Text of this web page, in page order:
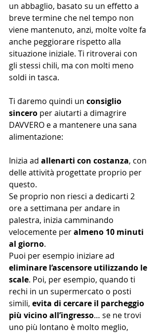
un abbaglio, basato su un effetto a
breve termine che nel tempo non
viene mantenuto, anzi, molte volte fa
anche peggiorare rispetto alla
situazione iniziale. Ti ritroverai con
gli stessi chili, ma con molti meno
soldi in tasca.
Ti daremo quindi un consiglio
sincero per aiutarti a dimagrire
DAVVERO e a mantenere una sana
alimentazione:
Inizia ad allenarti con costanza, con
delle attività progettate proprio per
questo.
Se proprio non riesci a dedicarti 2
ore a settimana per andare in
palestra, inizia camminando
velocemente per almeno 10 minuti
al giorno.
Puoi per esempio iniziare ad
eliminare l’ascensore utilizzando le
scale. Poi, per esempio, quando ti
rechi in un supermercato o posti
simili, evita di cercare il parcheggio
più vicino all’ingresso… se ne trovi
uno più lontano è molto meglio,